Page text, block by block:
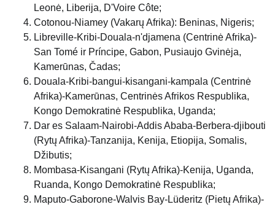
Leonė, Liberija, D'Voire Côte;
Cotonou-Niamey (Vakarų Afrika): Beninas, Nigeris;
Libreville-Kribi-Douala-n'djamena (Centrinė Afrika)-
San Tomé ir Príncipe, Gabon, Pusiaujo Gvinėja,
Kamerūnas, Čadas;
Douala-Kribi-bangui-kisangani-kampala (Centrinė
Afrika)-Kamerūnas, Centrinės Afrikos Respublika,
Kongo Demokratinė Respublika, Uganda;
Dar es Salaam-Nairobi-Addis Ababa-Berbera-djibouti
(Rytų Afrika)-Tanzanija, Kenija, Etiopija, Somalis,
Džibutis;
Mombasa-Kisangani (Rytų Afrika)-Kenija, Uganda,
Ruanda, Kongo Demokratinė Respublika;
Maputo-Gaborone-Walvis Bay-Lüderitz (Pietų Afrika)-